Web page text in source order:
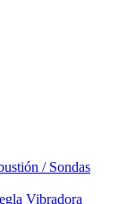
/ Sondas
Vibradora